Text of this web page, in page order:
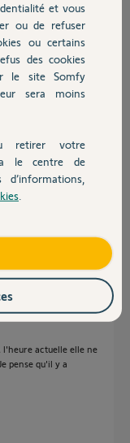
de courant, le
puis sur les piles.
actuelle elle ne
pense qu'il y a
et vous
ou de refuser
ou certains
des cookies
le site Somfy
sera moins
retirer votre
le centre de